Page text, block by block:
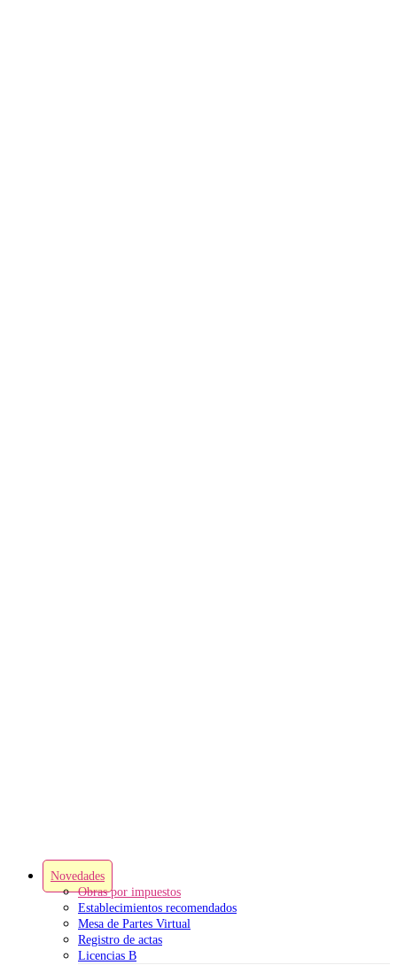
Novedades
Obras por impuestos
Establecimientos recomendados
Mesa de Partes Virtual
Registro de actas
Licencias B